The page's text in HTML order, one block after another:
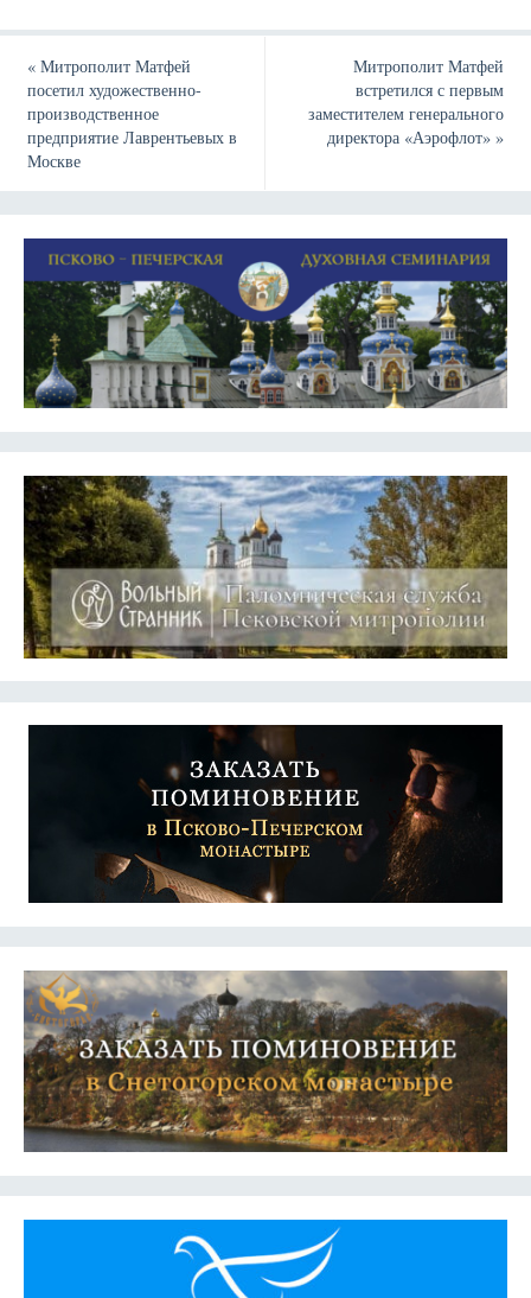
«Митрополит Матфей
посетил художественно-
производственное
предприятие Лаврентьевых в
Москве
Митрополит Матфей
встретился с первым
заместителем генерального
директора «Аэрофлот»»